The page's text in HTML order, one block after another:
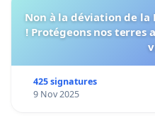
Non à la déviation de la
! Protégeons nos terres
425 signatures
9 Nov 2025